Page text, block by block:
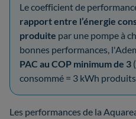
Le coefficient de
rapport entre l’énergie
produite par une pompe à
bonnes performances,
PAC au COP minimum de 3
consommé = 3 kWh produits
Les performances de la